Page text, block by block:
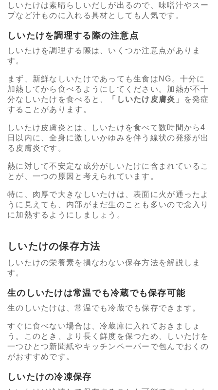
しいたけは素晴らしいだしが出るので、味噌汁やスー
プなど汁ものに入れる具材としても人気です。
しいたけを調理する際の注意点
しいたけを調理する際は、いくつか注意点がありま
す。
まず、新鮮なしいたけであっても生食はNG。十分に
加熱してから食べるようにしてください。加熱が不十
分なしいたけを食べると、
「しいたけ皮膚炎」
を発症
することがあります。
しいたけ皮膚炎とは、しいたけを食べて数時間から4
日以内に、全身に激しいかゆみを伴う線状の発疹が出
る皮膚炎です。
熱に対して不安定な成分がしいたけに含まれているこ
とが、一つの原因と考えられています。
特に、肉厚で大きなしいたけは、表面に火が通ったよ
うに見えても、内部がまだ生のことも多いので念入り
に加熱するようにしましょう。
しいたけの保存方法
しいたけの栄養素を損なわない保存方法を解説しま
す。
生のしいたけは常温でも冷蔵でも保存可能
生のしいたけは、常温でも冷蔵でも保存できます。
すぐに食べない場合は、冷蔵庫に入れておきましょ
う。このとき、より長く鮮度を保つため、しいたけを
一つひとつ新聞紙やキッチンペーパーで包んでおくの
がおすすめです。
しいたけの冷凍保存